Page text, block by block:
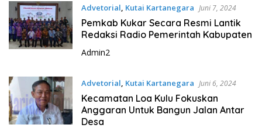
Advetorial Kutai Kartanegara Juni 7, 2024
Pemkab Kukar Secara Resmi Lantik
Redaksi Radio Pemerintah Kabupaten
Admin2
Advetorial Kutai Kartanegara Juni 6, 2024
Kecamatan Loa Kulu Fokuskan
Anggaran Untuk Bangun Jalan Antar
Desa